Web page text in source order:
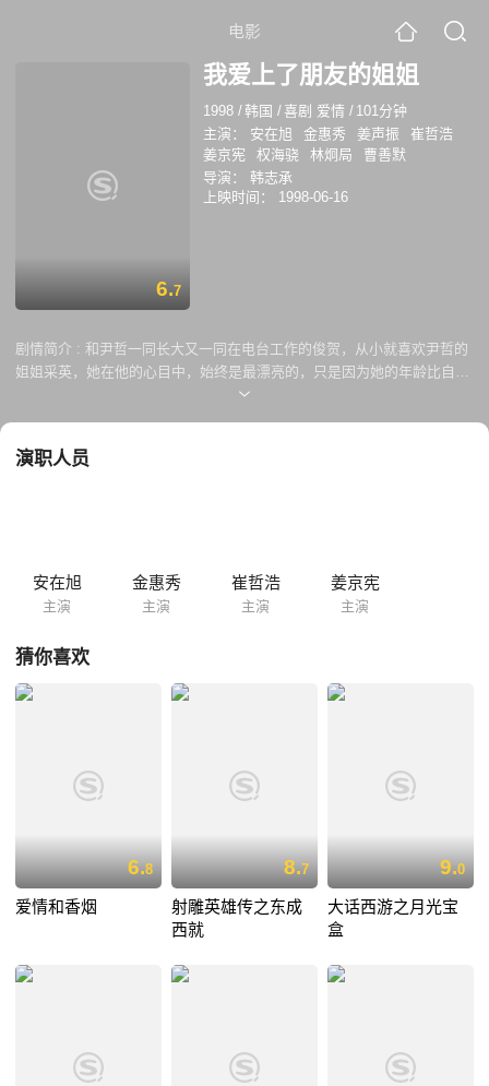
电影
6.7
我爱上了朋友的姐姐
1998 /韩国 /喜剧 爱情 / 101分钟
主演：
安在旭 金惠秀 姜声振
崔哲浩
姜京宪
权海骁 林炯局
曹善默
导演：
韩志承
上映时间：
1998-06-16
剧情简介 : 和尹哲一同长大又一同在电台工作的俊贺，从小就喜欢尹哲的
姐姐采英，她在他的心目中，始终是最漂亮的，只是因为她的年龄比自己
大，所以他一直在默默地爱着她，而没有表白心迹。随着年龄的增长，这
为她洗了吐脏的衣服。采英误会了他，一气之下，不许他再登门，这使俊
多年不见的朋友成民，眼看着他们的关系一天天靠近，自己始终插不进
去，他心急如焚，但是为了他的心上人的幸福，他决定忍痛割爱，...
演职人员
安在旭
主演
金惠秀
主演
崔哲浩
主演
姜京宪
主演
猜你喜欢
6.8
爱情和香烟
8.7
射雕英雄传之东成
西就
9.0
大话西游之月光宝
盒